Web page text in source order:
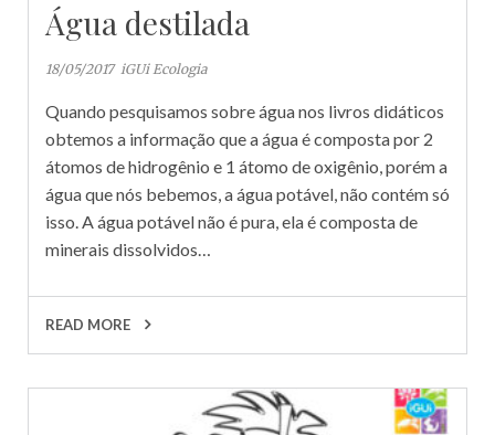
Água destilada
18/05/2017 iGUi Ecologia
Quando pesquisamos sobre água nos livros didáticos
obtemos a informação que a água é composta por 2
átomos de hidrogênio e 1 átomo de oxigênio, porém a
água que nós bebemos, a água potável, não contém só
isso. A água potável não é pura, ela é composta de
minerais dissolvidos…
READ MORE